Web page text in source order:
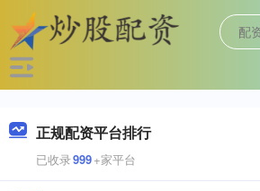
正规配资平台排行
已收录999+家平台